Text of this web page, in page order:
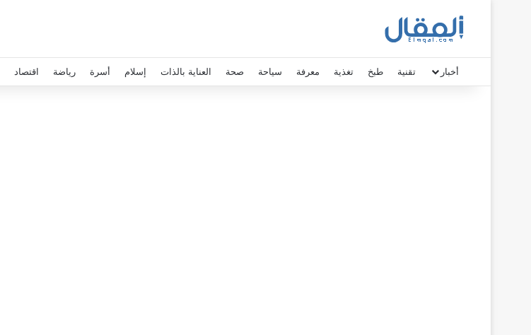
أخبار تقنية طبخ تغذية معرفة سياحة صحة العناية بالذات إسلام أسرة رياضة اقتصاد